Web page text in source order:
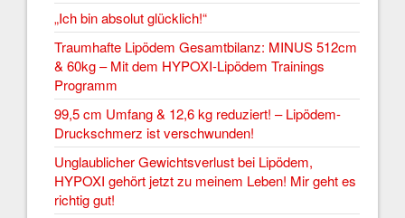
„Ich bin absolut glücklich!“
Traumhafte Lipödem Gesamtbilanz: MINUS 512cm
& 60kg – Mit dem HYPOXI-Lipödem Trainings
Programm
99,5 cm Umfang & 12,6 kg reduziert! – Lipödem-
Druckschmerz ist verschwunden!
Unglaublicher Gewichtsverlust bei Lipödem,
HYPOXI gehört jetzt zu meinem Leben! Mir geht es
richtig gut!